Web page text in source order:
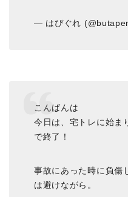
— はぴぐれ
こんばんは
今日は、宅トレに始ま
で終了！
事故にあった時に負傷
は避けながら。